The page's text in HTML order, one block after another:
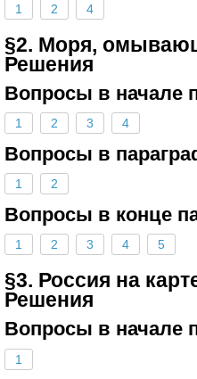
1 2 4
§2. Моря,
Решения
Вопросы в начале
1 2 3 4
Вопросы в
1 2
Вопросы в конце
1 2 3 4 5
§3. Россия на
Решения
Вопросы в начале
1